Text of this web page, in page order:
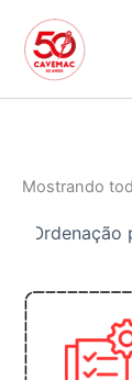
para
Mostrando